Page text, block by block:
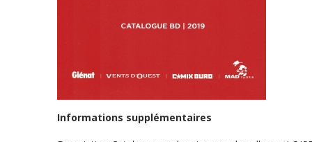
Informations supplémentaires